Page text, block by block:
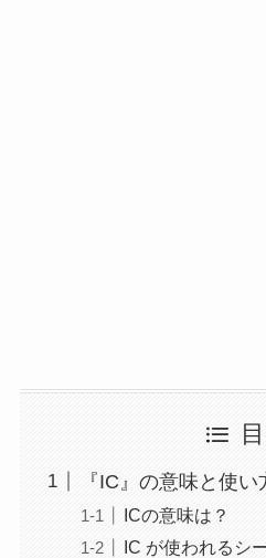
『IC』の意味と使い
ICの意味は？
IC が使われるシ